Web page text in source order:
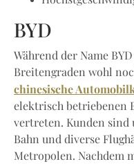
BYD
Während der Name
Breitengraden wohl
chinesische
elektrisch betriebenen
vertreten. Kunden sind
Bahn und diverse
Metropolen. Nachdem